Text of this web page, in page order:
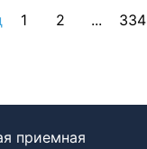
1 2 ... 334
приемная